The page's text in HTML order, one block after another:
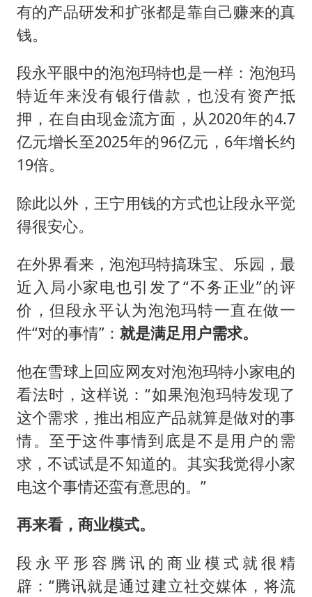
有的产品研发和扩张都是靠自己赚来的真
钱。
段永平眼中的泡泡玛特也是一样：泡泡玛
特近年来没有银行借款，也没有资产抵
押，在自由现金流方面，从2020年的4.7
亿元增长至2025年的96亿元，6年增长约
19倍。
除此以外，王宁用钱的方式也让段永平觉
得很安心。
在外界看来，泡泡玛特搞珠宝、乐园，最
近入局小家电也引发了“不务正业”的评
价，但段永平认为泡泡玛特一直在做一
件“对的事情”： 就是满足用户需求。
他在雪球上回应网友对泡泡玛特小家电的
看法时，这样说：“如果泡泡玛特发现了
这个需求，推出相应产品就算是做对的事
情。至于这件事情到底是不是用户的需
求，不试试是不知道的。其实我觉得小家
电这个事情还蛮有意思的。”
再来看，商业模式。
段永平形容腾讯的商业模式就很精
辟：“腾讯就是通过建立社交媒体，将流